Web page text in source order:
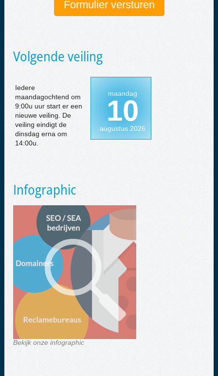
Volgende veiling
Iedere
maandagochtend om
9:00u uur start er een
nieuwe veiling. De
veiling eindigt de
dinsdag erna om
14:00u.
maandag
10
augustus 2026
Infographic
Bekijk onze infographic